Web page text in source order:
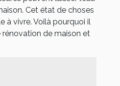
Cet état de choses
à vivre. Voilà pourquoi il
de maison et